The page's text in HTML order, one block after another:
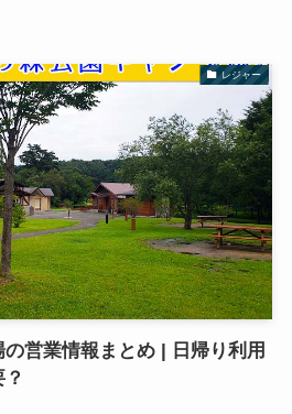
レジャー
営業情報まとめ | 日帰り利用